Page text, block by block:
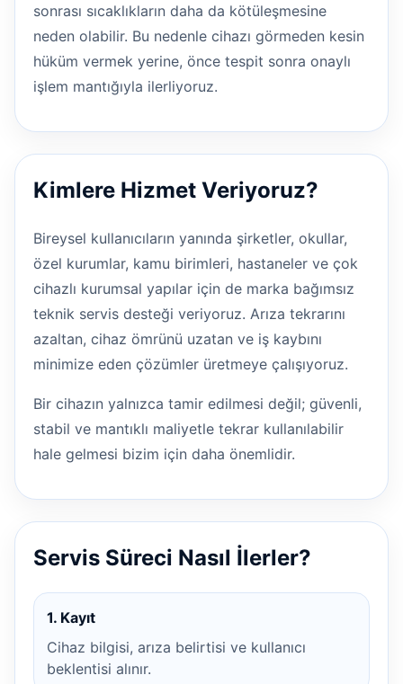
sonrası sıcaklıkların daha da kötüleşmesine
neden olabilir. Bu nedenle cihazı görmeden kesin
hüküm vermek yerine, önce tespit sonra onaylı
işlem mantığıyla ilerliyoruz.
Kimlere Hizmet Veriyoruz?
Bireysel kullanıcıların yanında şirketler, okullar,
özel kurumlar, kamu birimleri, hastaneler ve çok
cihazlı kurumsal yapılar için de marka bağımsız
teknik servis desteği veriyoruz. Arıza tekrarını
azaltan, cihaz ömrünü uzatan ve iş kaybını
minimize eden çözümler üretmeye çalışıyoruz.
Bir cihazın yalnızca tamir edilmesi değil; güvenli,
stabil ve mantıklı maliyetle tekrar kullanılabilir
hale gelmesi bizim için daha önemlidir.
Servis Süreci Nasıl İlerler?
1. Kayıt
Cihaz bilgisi, arıza belirtisi ve kullanıcı
beklentisi alınır.